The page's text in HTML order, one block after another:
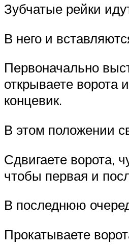
Зубчатые рейки
В него и
Первоначально
открываете ворота
концевик.
В этом положении
Сдвигаете ворота,
чтобы первая и
В последнюю
Прокатываете